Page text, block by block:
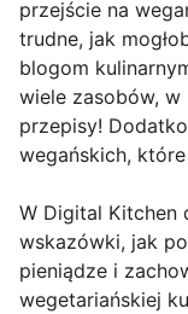
przejście na
trudne, jak
blogom
wiele zasobów,
przepisy!
wegańskich,
W Digital Kitchen
wskazówki, jak
pieniądze i
wegetariańskiej